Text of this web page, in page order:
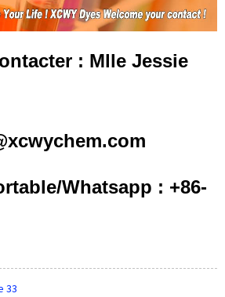
: Mlle Jessie
Whatsapp : +86-
33